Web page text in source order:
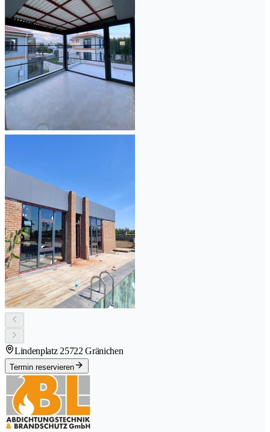
Lindenplatz 25722 Gränichen
Termin reservieren